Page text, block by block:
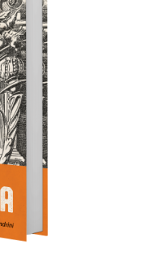
/ DETTAGLI